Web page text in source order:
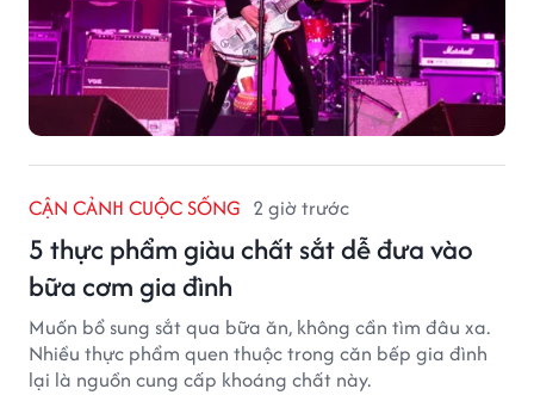
CẬN CẢNH CUỘC SỐNG 2 giờ trước
5 thực phẩm giàu chất sắt dễ đưa vào
bữa cơm gia đình
Muốn bổ sung sắt qua bữa ăn, không cần tìm đâu xa.
Nhiều thực phẩm quen thuộc trong căn bếp gia đình
lại là nguồn cung cấp khoáng chất này.